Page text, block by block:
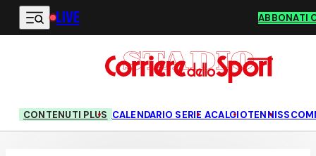
Vai al contenuto principale
LIVE ABBONATI
CONTENUTI PLUS CALENDARIO SERIE ACALCIOTENNIS